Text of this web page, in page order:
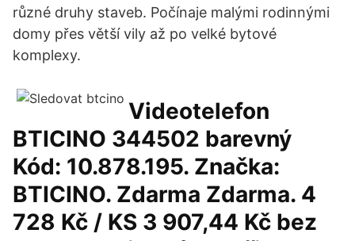
různé druhy staveb. Počínaje malými rodinnými
domy přes větší vily až po velké bytové
komplexy.
Videotelefon
BTICINO 344502 barevný
Kód: 10.878.195. Značka:
BTICINO. Zdarma Zdarma. 4
728 Kč / KS 3 907,44 Kč bez